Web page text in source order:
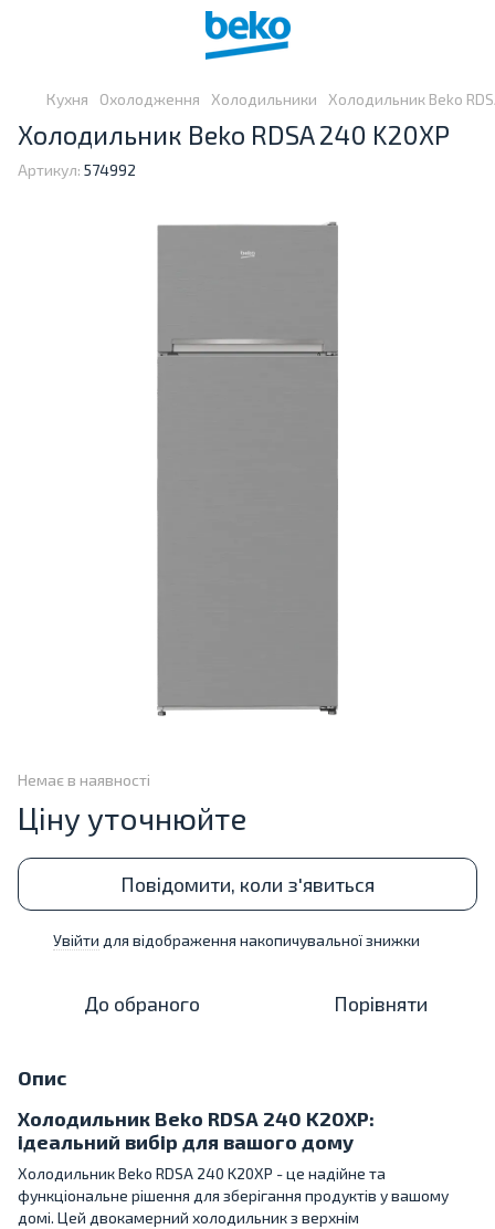
Кухня Охолодження Холодильники Холодильник Beko
Холодильник Beko RDSA 240 K20XP
Артикул: 574992
Немає в наявності
Ціну уточнюйте
Повідомити, коли з'явиться
Увійти для відображення накопичувальної знижки
До обраного Порівняти
Опис
Холодильник Beko RDSA 240 K20XP:
ідеальний вибір для вашого дому
Холодильник Beko RDSA 240 K20XP - це надійне та
функціональне рішення для зберігання продуктів у вашому
домі. Цей двокамерний холодильник з верхнім